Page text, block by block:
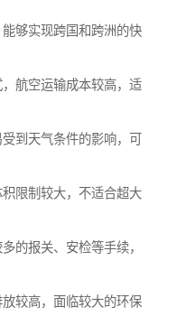
够实现跨国和跨洲的快
航空运输成本较高，适
到天气条件的影响，可
限制较大，不适合超大
的报关、安检等手续，
较高，面临较大的环保